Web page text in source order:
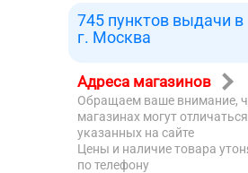
745 пунктов выдачи в
г. Москва
Адреса магазинов
Обращаем ваше внимание,
магазинах могут
указанных на сайте
Цены и наличие товара
по телефону